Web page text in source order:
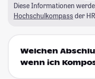
Diese Informationen
Hochschulkompass der
Welchen
wenn ich